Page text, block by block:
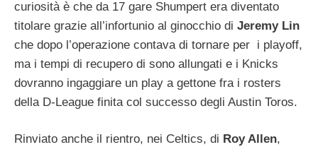
curiosità è che da 17 gare Shumpert era diventato
titolare grazie all’infortunio al ginocchio di Jeremy Lin
che dopo l’operazione contava di tornare per i playoff,
ma i tempi di recupero di sono allungati e i Knicks
dovranno ingaggiare un play a gettone fra i rosters
della D-League finita col successo degli Austin Toros.
Rinviato anche il rientro, nei Celtics, di Roy Allen,